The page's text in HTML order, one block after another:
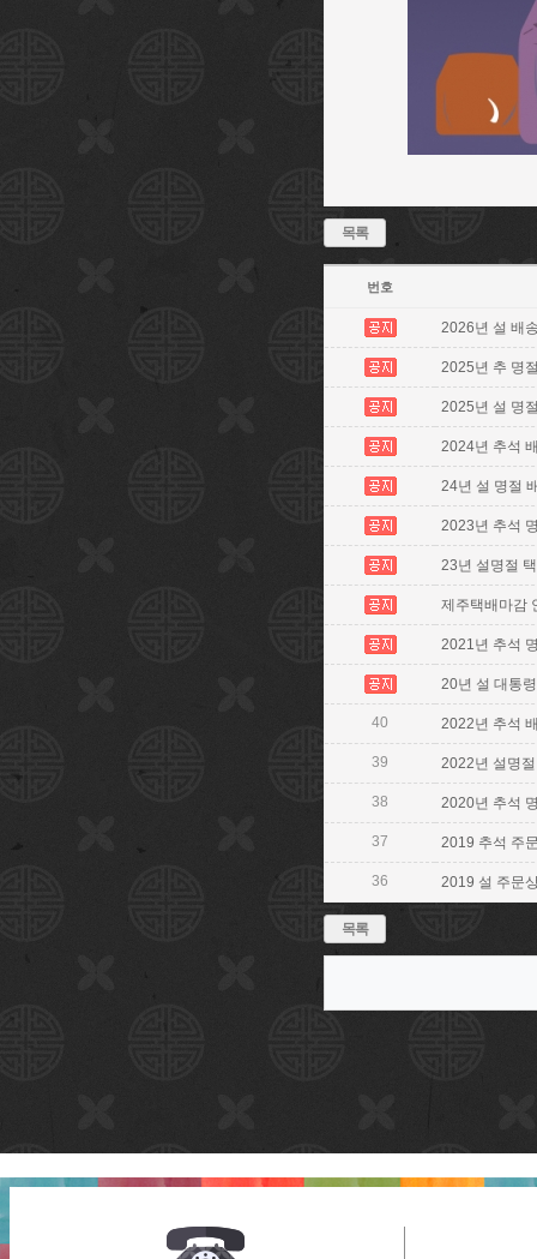
목록
번호
2026년 설 배
2025년 추 명
2025년 설 명
2024년 추석
24년 설 명절
2023년 추석
23년 설명절
제주택배마감
2021년 추석
20년 설 대통
40 2022년 추석
39 2022년 설명
38 2020년 추석
37 2019 추석 주
36 2019 설 주문
목록